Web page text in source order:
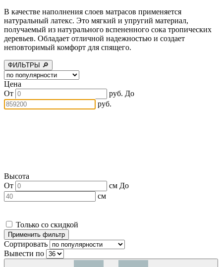
В качестве наполнения слоев матрасов применяется
натуральный латекс. Это мягкий и упругий материал,
получаемый из натурального вспененного сока тропических
деревьев. Обладает отличной надежностью и создает
неповторимый комфорт для спящего.
ФИЛЬТРЫ 🔎
Цена
От
руб. До
руб.
Высота
От
см До
см
Только со скидкой
Сортировать
Вывести по